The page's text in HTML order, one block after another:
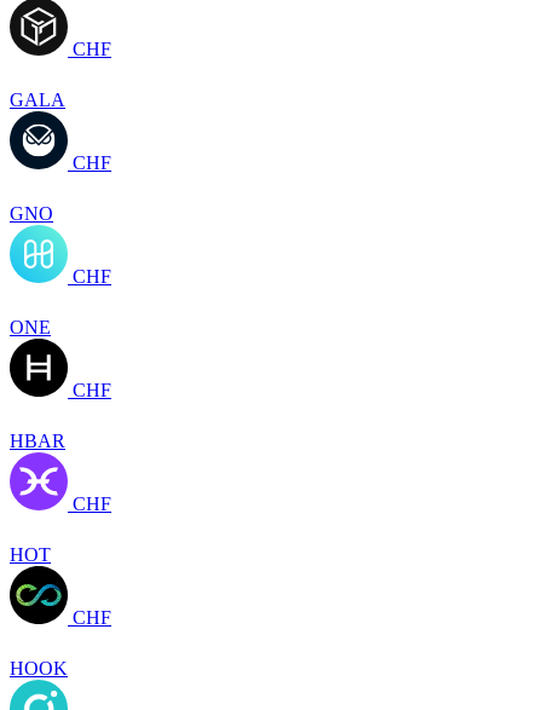
CHF
GALA
CHF
GNO
CHF
ONE
CHF
HBAR
CHF
HOT
CHF
HOOK